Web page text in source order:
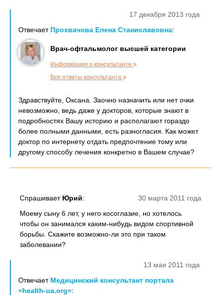
17 декабря 2013 года
Отвечает Прохвачова Елена Станиславовна:
Врач-офтальмолог высшей категории
Информация о консультанте
Все ответы консультанта
Здравствуйте, Оксана. Заочно назначить или нет очки
невозможно, ведь даже у докторов, которые знают в
подробностях Вашу историю и располагают гораздо
более полными данными, есть разногласия. Как может
доктор по интернету отдать предпочтение тому или
другому способу лечения конкретно в Вашем случае?
30 марта 2011 года
Спрашивает Юрий:
Моему сыну 6 лет, у него косоглазие, но хотелось
чтобы он занимался каким-нибудь видом спортивной
борьбы. Скажите возможно-ли это при таком
заболевании?
13 мая 2011 года
Отвечает Медицинский консультант портала
«health-ua.org»: